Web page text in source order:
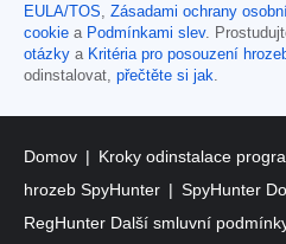
EULA/TOS, Zásadami ochrany
cookie a Podmínkami slev.
otázky a Kritéria pro posouzení
odinstalovat, přečtěte si jak.
Domov Kroky odinstalace
hrozeb SpyHunter
SpyHunter
RegHunter Další smluvní